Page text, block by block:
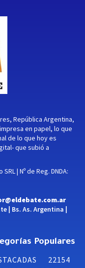
República Argentina,
en papel, lo que
de lo que hoy es
que subió a
| Nº de Reg. DNDA:
| Bs. As. Argentina |
Populares
22154